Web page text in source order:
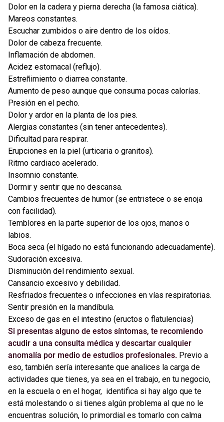
Dolor en la cadera y pierna derecha (la famosa ciática).
Mareos constantes.
Escuchar zumbidos o aire dentro de los oídos.
Dolor de cabeza frecuente.
Inflamación de abdomen.
Acidez estomacal (reflujo).
Estreñimiento o diarrea constante.
Aumento de peso aunque que consuma pocas calorías.
Presión en el pecho.
Dolor y ardor en la planta de los pies.
Alergias constantes (sin tener antecedentes).
Dificultad para respirar.
Erupciones en la piel (urticaria o granitos).
Ritmo cardiaco acelerado.
Insomnio constante.
Dormir y sentir que no descansa.
Cambios frecuentes de humor (se entristece o se enoja
con facilidad).
Temblores en la parte superior de los ojos, manos o
labios.
Boca seca (el hígado no está funcionando adecuadamente).
Sudoración excesiva.
Disminución del rendimiento sexual.
Cansancio excesivo y debilidad.
Resfriados frecuentes o infecciones en vías respiratorias.
Sentir presión en la mandíbula.
Exceso de gas en el intestino (eructos o flatulencias)
Si presentas alguno de estos síntomas, te recomiendo
acudir a una consulta médica y descartar cualquier
anomalía por medio de estudios profesionales. Previo a
eso, también sería interesante que analices la carga de
actividades que tienes, ya sea en el trabajo, en tu negocio,
en la escuela o en el hogar, identifica si hay algo que te
está molestando o si tienes algún problema al que no le
encuentras solución, lo primordial es tomarlo con calma